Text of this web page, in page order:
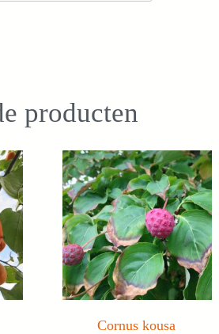
producten
Cornus kousa